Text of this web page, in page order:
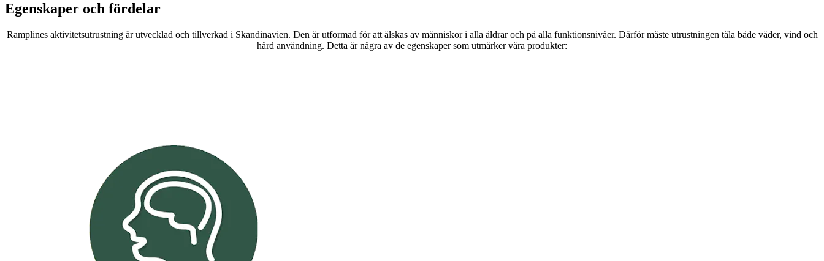
Egenskaper och fördelar
Ramplines aktivitetsutrustning är utvecklad och tillverkad i Skandinavien. Den är utformad för att älskas av människor i alla åldrar och på alla funktionsnivåer. Därför måste utrustningen tåla både väder, vind och
hård användning. Detta är några av de egenskaper som utmärker våra produkter: